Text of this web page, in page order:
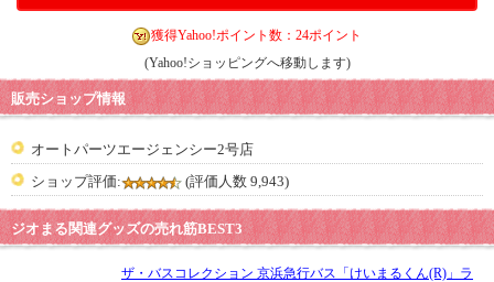
獲得Yahoo!ポイント数：24ポイント
(Yahoo!ショッピングへ移動します)
販売ショップ情報
オートパーツエージェンシー2号店
ショップ評価:
(評価人数 9,943)
ジオまる関連グッズの売れ筋BEST3
ザ・バスコレクション 京浜急行バス「けいまるくん(R)」ラ